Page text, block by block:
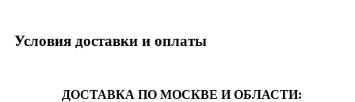
Условия доставки и оплаты
ДОСТАВКА ПО МОСКВЕ И ОБЛАСТИ: